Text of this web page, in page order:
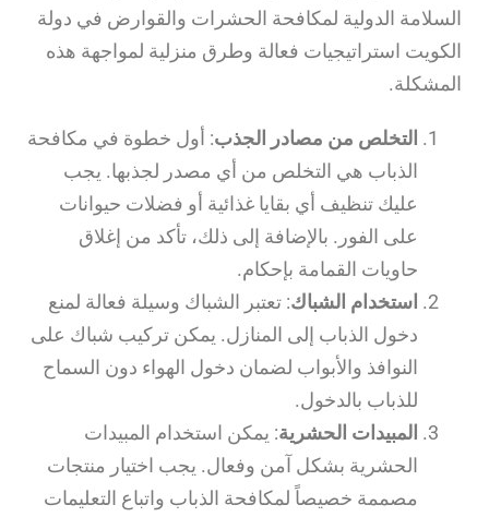
السلامة الدولية لمكافحة الحشرات والقوارض في دولة
الكويت استراتيجيات فعالة وطرق منزلية لمواجهة هذه
المشكلة.
التخلص من مصادر الجذب: أول خطوة في مكافحة
الذباب هي التخلص من أي مصدر لجذبها. يجب
عليك تنظيف أي بقايا غذائية أو فضلات حيوانات
على الفور. بالإضافة إلى ذلك، تأكد من إغلاق
حاويات القمامة بإحكام.
استخدام الشباك: تعتبر الشباك وسيلة فعالة لمنع
دخول الذباب إلى المنازل. يمكن تركيب شباك على
النوافذ والأبواب لضمان دخول الهواء دون السماح
للذباب بالدخول.
المبيدات الحشرية: يمكن استخدام المبيدات
الحشرية بشكل آمن وفعال. يجب اختيار منتجات
مصممة خصيصاً لمكافحة الذباب واتباع التعليمات